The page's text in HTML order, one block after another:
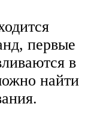
первые
в
найти